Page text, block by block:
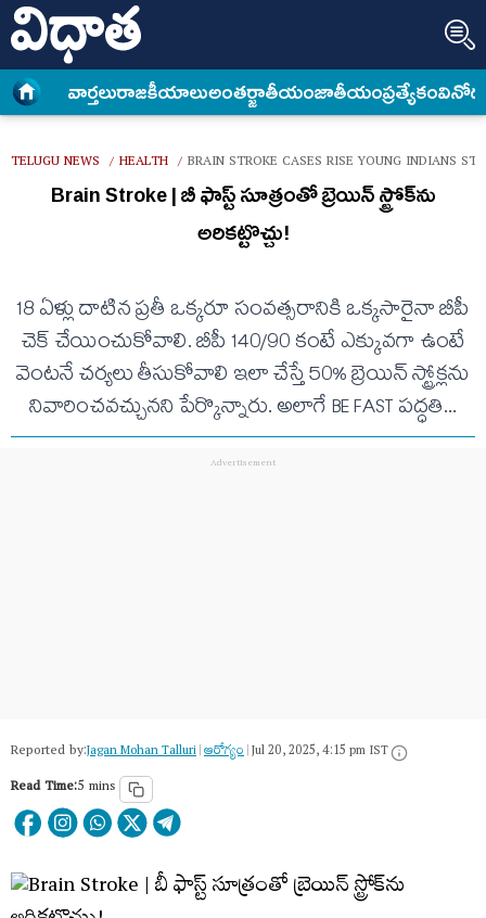
వార్త‌లురాజకీయాలుఅంత‌ర్జాతీయంజాతీయంప్రత్యేకం
TELUGU NEWS / HEALTH / BRAIN STROKE CASES RISE YOUNG INDIANS
Brain Stroke | బీ ఫాస్ట్ సూత్రంతో బ్రెయిన్‌ స్ట్రోక్‌ను
అరికట్టొచ్చు!
18 ఏళ్లు దాటిన ప్రతీ ఒక్కరూ సంవత్సరానికి ఒక్కసారైనా బీపీ
చెక్ చేయించుకోవాలి. బీపీ 140/90 కంటే ఎక్కువగా ఉంటే
వెంటనే చర్యలు తీసుకోవాలి ఇలా చేస్తే 50% బ్రెయిన్ స్ట్రోక్లను
నివారించవచ్చునని పేర్కొన్నారు. అలాగే BE FAST పద్ధతి...
Reported by:Jagan Mohan Talluri|ఆరోగ్యం|Jul 20, 2025, 4:15 pm IST
Read Time:5 mins